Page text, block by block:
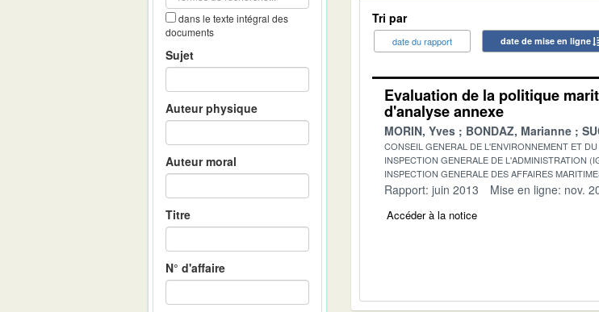
dans le texte intégral des
documents
Sujet
Auteur physique
Auteur moral
Titre
N° d'affaire
Tri par
date du rapport date de mise en ligne
Evaluation de la politique
d'analyse annexe
MORIN, Yves BONDAZ, Marianne
CONSEIL GENERAL DE L'ENVIRONNEMENT ET
INSPECTION GENERALE DE L'ADMINISTRATION
INSPECTION GENERALE DES AFFAIRES
Rapport: juin 2013 Mise en ligne: nov.
Accéder à la notice